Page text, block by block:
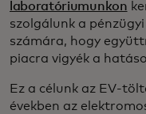
laboratóriumunkon
szolgálunk a
számára, hogy
piacra vigyék a
Ez a célunk az EV-
években az